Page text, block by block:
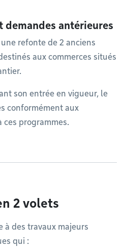
demandes antérieures
refonte de 2 anciens
aux commerces situés
son entrée en vigueur, le
conformément aux
programmes.
2 volets
à des travaux majeurs
qui :